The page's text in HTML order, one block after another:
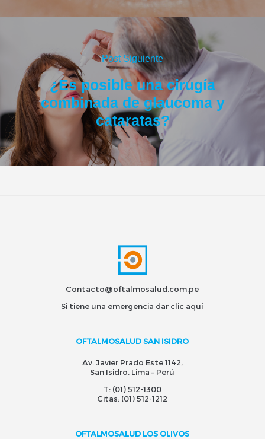
Post Siguiente
¿Es posible una cirugía
combinada de glaucoma y
cataratas?
Contacto@oftalmosalud.com.pe
Si tiene una emergencia dar clic aquí
OFTALMOSALUD SAN ISIDRO
Av. Javier Prado Este 1142,
San Isidro. Lima – Perú
T: (01) 512-1300
Citas: (01) 512-1212
OFTALMOSALUD LOS OLIVOS